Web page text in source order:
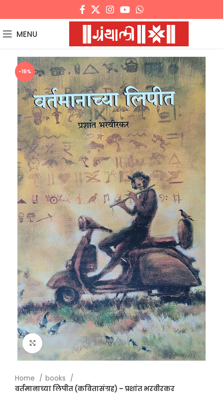
MENU
-16%
Click to enlarge
Home
books
वर्तमानाच्या लिपीत (कवितासंग्रह) – प्रशांत भरवीरकर